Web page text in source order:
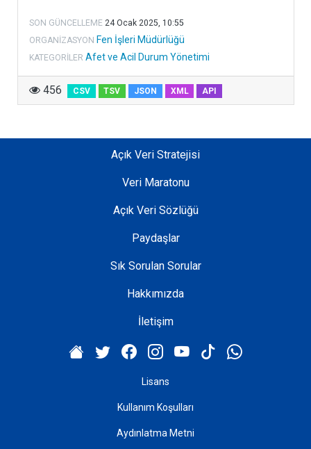
SON GÜNCELLEME 24 Ocak 2025, 10:55
ORGANIZASYON Fen İşleri Müdürlüğü
KATEGORILER Afet ve Acil Durum Yönetimi
456 CSV TSV JSON XML API
Açık Veri Stratejisi
Veri Maratonu
Açık Veri Sözlüğü
Paydaşlar
Sık Sorulan Sorular
Hakkımızda
İletişim
Lisans
Kullanım Koşulları
Aydınlatma Metni